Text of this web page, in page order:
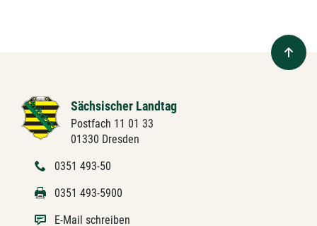
Sächsischer Landtag
Postfach 11 01 33
01330 Dresden
0351 493-50
0351 493-5900
E-Mail schreiben